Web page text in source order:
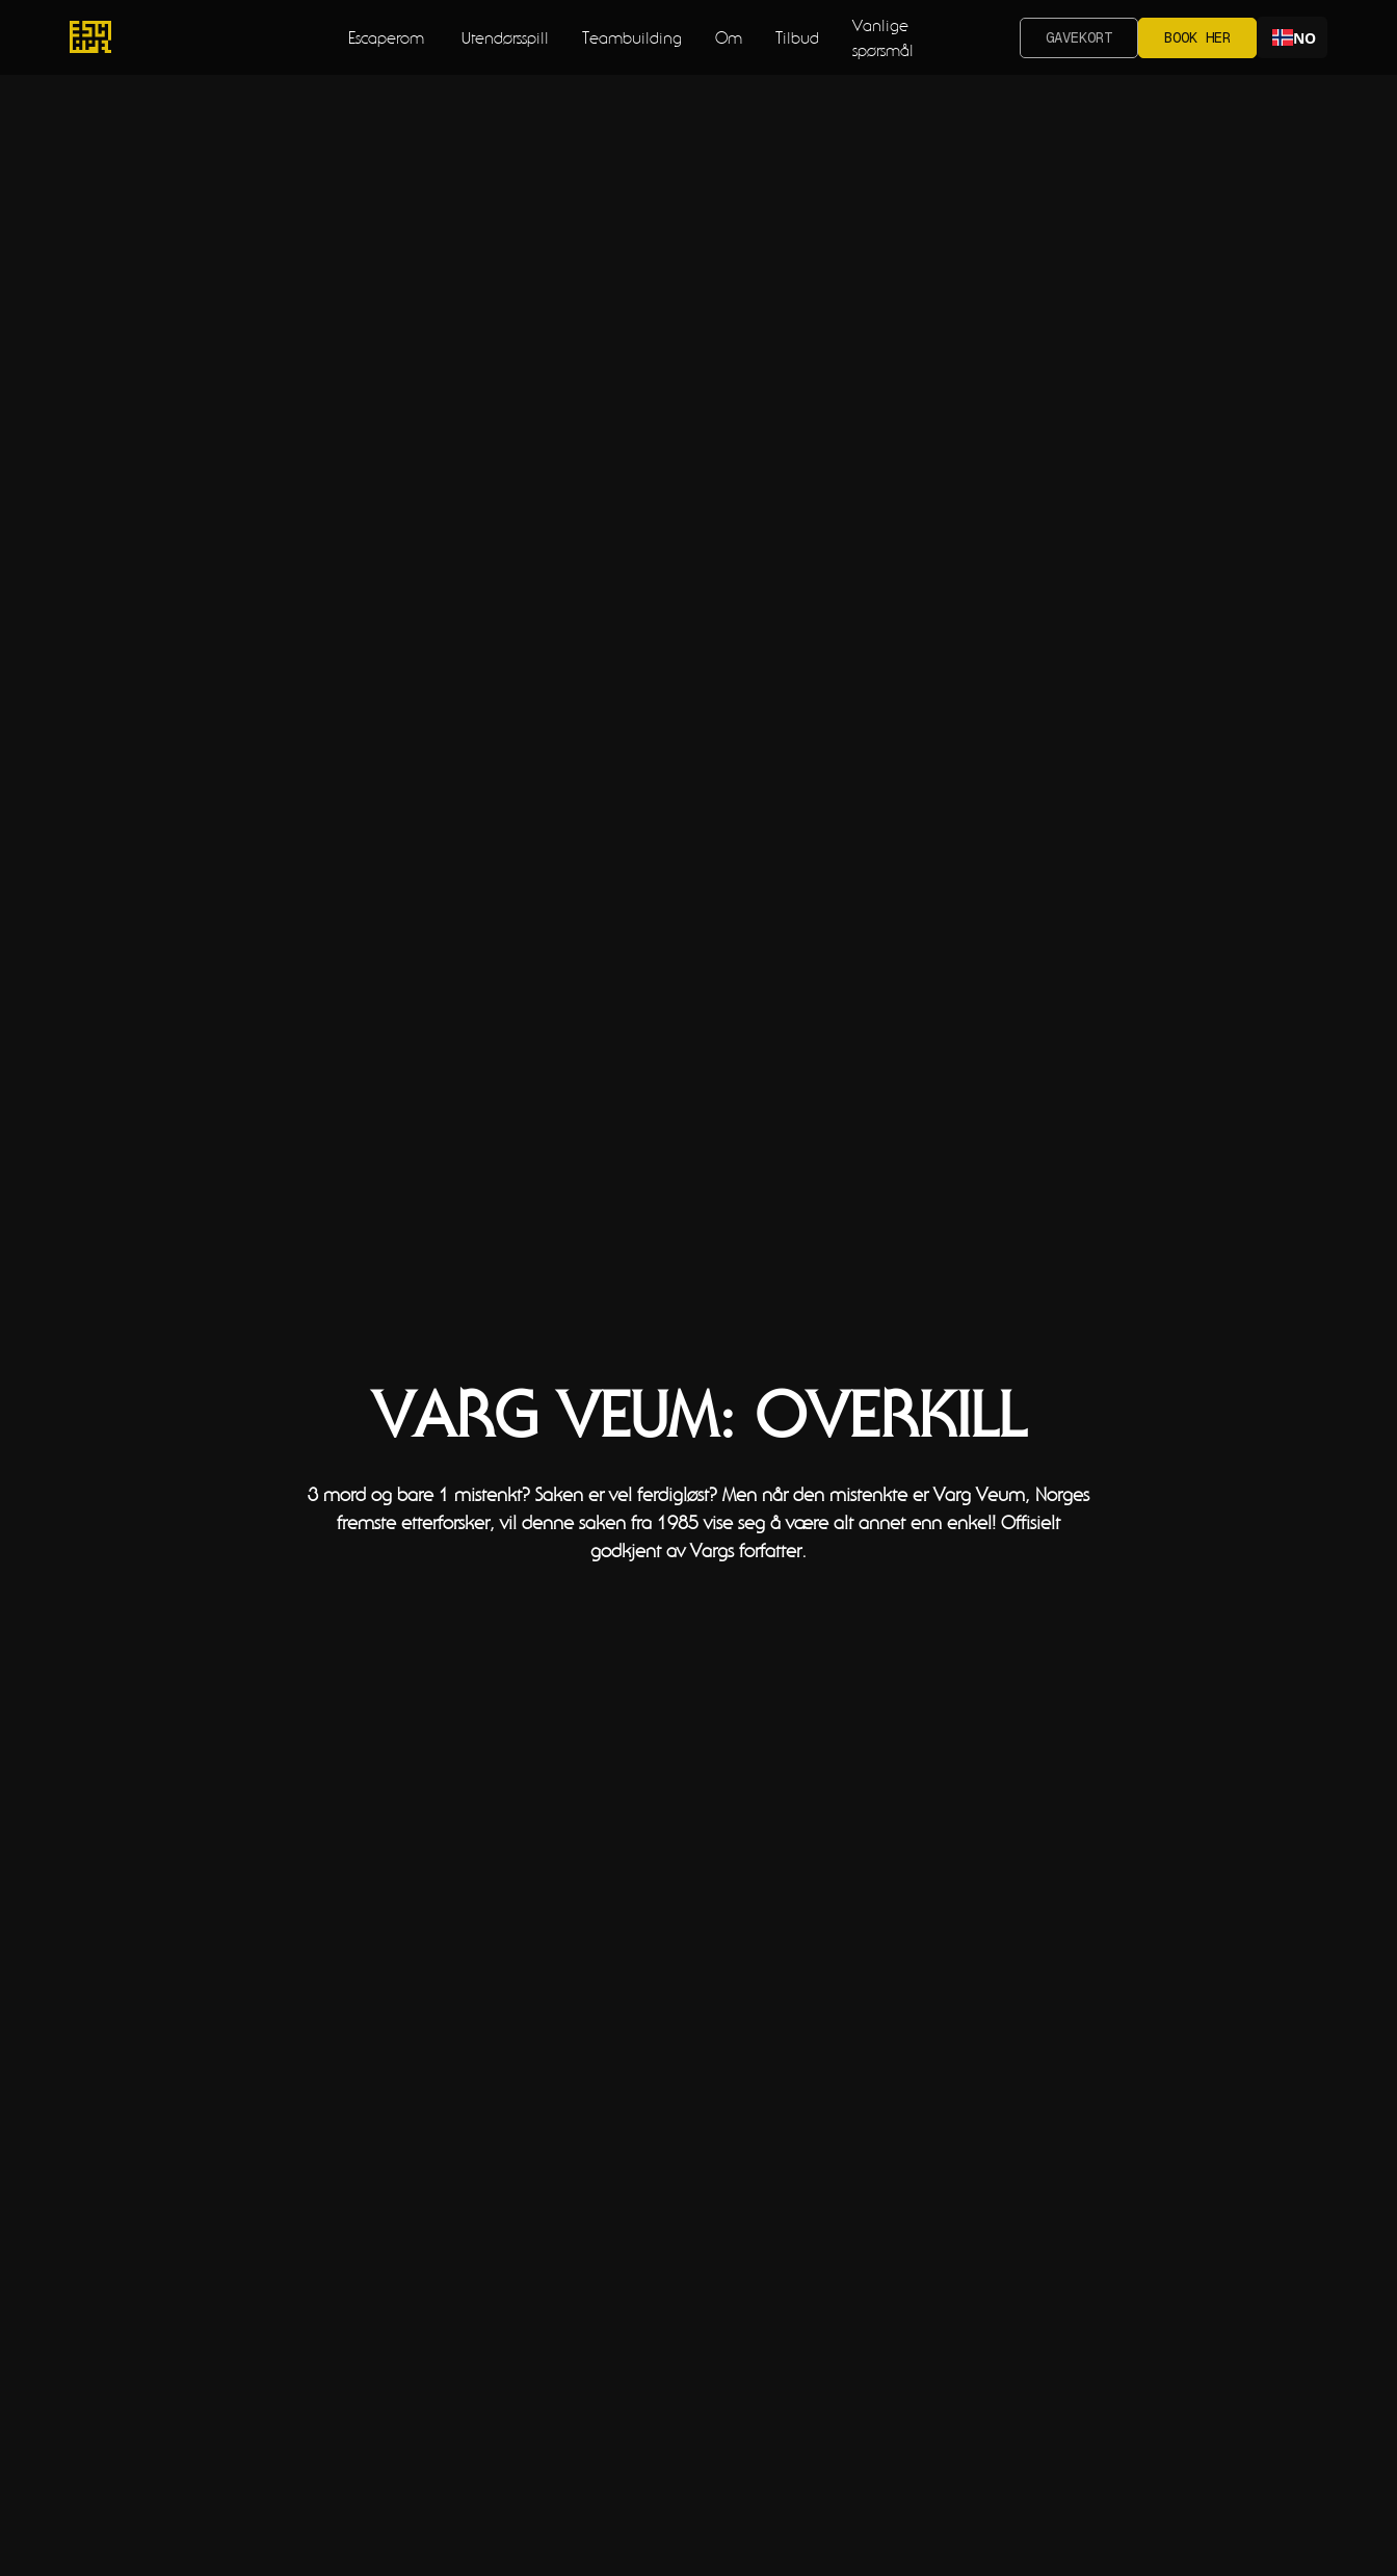
Escaperom Utendørsspill Teambuilding Om Tilbud
Vanlige
spørsmål
GAVEKORT BOOK HER NO
VARG VEUM: OVERKILL
3 mord og bare 1 mistenkt? Saken er vel ferdigløst? Men når den mistenkte er Varg Veum, Norges
fremste etterforsker, vil denne saken fra 1985 vise seg å være alt annet enn enkel! Offisielt
godkjent av Vargs forfatter.